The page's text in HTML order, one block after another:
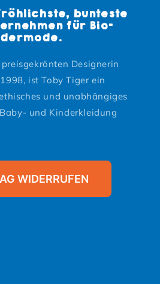
bunteste
für Bio-
Designerin
ist Toby Tiger ein
und unabhängiges
und Kinderkleidung
WIDERRUFEN